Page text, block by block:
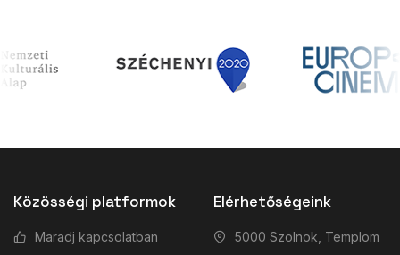
Közösségi platformok
Maradj kapcsolatban
Elérhetőségeink
5000 Szolnok, Templom